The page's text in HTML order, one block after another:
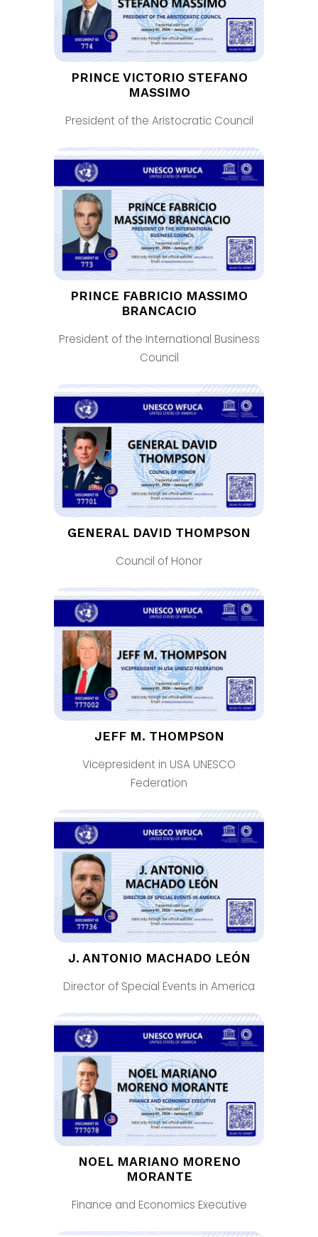
PRINCE VICTORIO STEFANO
MASSIMO
President of the Aristocratic Council
PRINCE FABRICIO MASSIMO
BRANCACIO
President of the International Business
Council
GENERAL DAVID THOMPSON
Council of Honor
JEFF M. THOMPSON
Vicepresident in USA UNESCO
Federation
J. ANTONIO MACHADO LEÓN
Director of Special Events in America
NOEL MARIANO MORENO
MORANTE
Finance and Economics Executive